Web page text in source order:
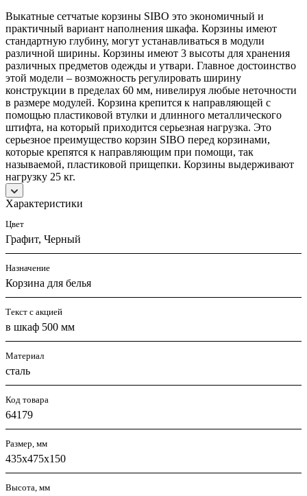
Выкатные сетчатые корзины SIBO это экономичный и
практичный вариант наполнения шкафа. Корзины имеют
стандартную глубину, могут устанавливаться в модули
различной ширины. Корзины имеют 3 высоты для хранения
различных предметов одежды и утвари. Главное достоинство
этой модели – возможность регулировать ширину
конструкции в пределах 60 мм, нивелируя любые неточности
в размере модулей. Корзина крепится к направляющей с
помощью пластиковой втулки и длинного металлического
штифта, на который приходится серьезная нагрузка. Это
серьезное преимущество корзин SIBO перед корзинами,
которые крепятся к направляющим при помощи, так
называемой, пластиковой прищепки. Корзины выдерживают
нагрузку 25 кг.
Характеристики
Цвет
Графит, Черный
Назначение
Корзина для белья
Текст с акцией
в шкаф 500 мм
Материал
сталь
Код товара
64179
Размер, мм
435х475х150
Высота, мм